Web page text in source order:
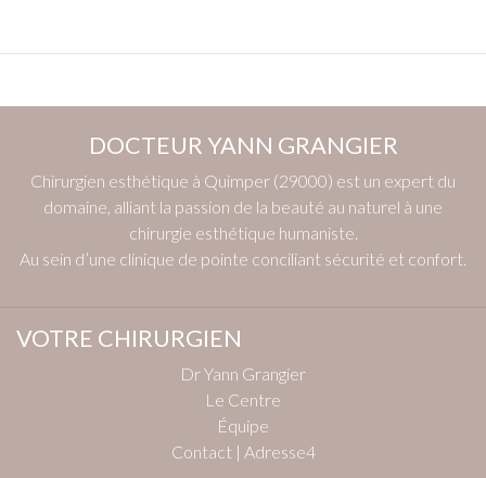
DOCTEUR YANN GRANGIER
Chirurgien esthétique à Quimper (29000) est un expert du
domaine, alliant la passion de la beauté au naturel à une
chirurgie esthétique humaniste.
Au sein d’une clinique de pointe conciliant sécurité et confort.
VOTRE CHIRURGIEN
Dr Yann Grangier
Le Centre
Équipe
Contact | Adresse4